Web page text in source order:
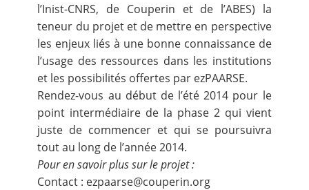
l’Inist-CNRS, de Couperin et de l’ABES) la
teneur du projet et de mettre en perspective
les enjeux liés à une bonne connaissance de
l’usage des ressources dans les institutions
et les possibilités offertes par ezPAARSE.
Rendez-vous au début de l’été 2014 pour le
point intermédiaire de la phase 2 qui vient
juste de commencer et qui se poursuivra
tout au long de l’année 2014.
Pour en savoir plus sur le projet :
Contact : ezpaarse@couperin.org